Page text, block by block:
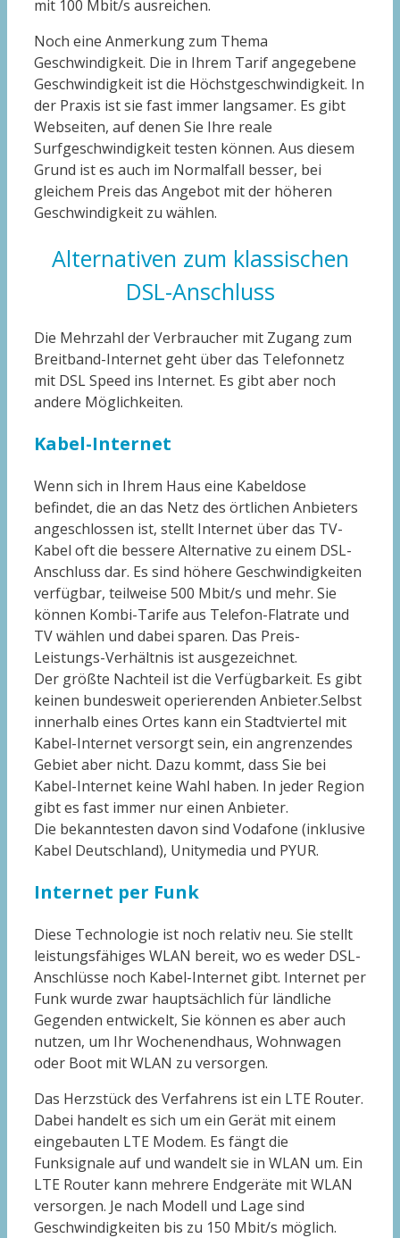
mit 100 Mbit/s ausreichen.
Noch eine Anmerkung zum Thema
Geschwindigkeit. Die in Ihrem Tarif angegebene
Geschwindigkeit ist die Höchstgeschwindigkeit. In
der Praxis ist sie fast immer langsamer. Es gibt
Webseiten, auf denen Sie Ihre reale
Surfgeschwindigkeit testen können. Aus diesem
Grund ist es auch im Normalfall besser, bei
gleichem Preis das Angebot mit der höheren
Geschwindigkeit zu wählen.
Alternativen zum klassischen
DSL-Anschluss
Die Mehrzahl der Verbraucher mit Zugang zum
Breitband-Internet geht über das Telefonnetz
mit DSL Speed ins Internet. Es gibt aber noch
andere Möglichkeiten.
Kabel-Internet
Wenn sich in Ihrem Haus eine Kabeldose
befindet, die an das Netz des örtlichen Anbieters
angeschlossen ist, stellt Internet über das TV-
Kabel oft die bessere Alternative zu einem DSL-
Anschluss dar. Es sind höhere Geschwindigkeiten
verfügbar, teilweise 500 Mbit/s und mehr. Sie
können Kombi-Tarife aus Telefon-Flatrate und
TV wählen und dabei sparen. Das Preis-
Leistungs-Verhältnis ist ausgezeichnet.
Der größte Nachteil ist die Verfügbarkeit. Es gibt
keinen bundesweit operierenden Anbieter.Selbst
innerhalb eines Ortes kann ein Stadtviertel mit
Kabel-Internet versorgt sein, ein angrenzendes
Gebiet aber nicht. Dazu kommt, dass Sie bei
Kabel-Internet keine Wahl haben. In jeder Region
gibt es fast immer nur einen Anbieter.
Die bekanntesten davon sind Vodafone (inklusive
Kabel Deutschland), Unitymedia und PYUR.
Internet per Funk
Diese Technologie ist noch relativ neu. Sie stellt
leistungsfähiges WLAN bereit, wo es weder DSL-
Anschlüsse noch Kabel-Internet gibt. Internet per
Funk wurde zwar hauptsächlich für ländliche
Gegenden entwickelt, Sie können es aber auch
nutzen, um Ihr Wochenendhaus, Wohnwagen
oder Boot mit WLAN zu versorgen.
Das Herzstück des Verfahrens ist ein LTE Router.
Dabei handelt es sich um ein Gerät mit einem
eingebauten LTE Modem. Es fängt die
Funksignale auf und wandelt sie in WLAN um. Ein
LTE Router kann mehrere Endgeräte mit WLAN
versorgen. Je nach Modell und Lage sind
Geschwindigkeiten bis zu 150 Mbit/s möglich.